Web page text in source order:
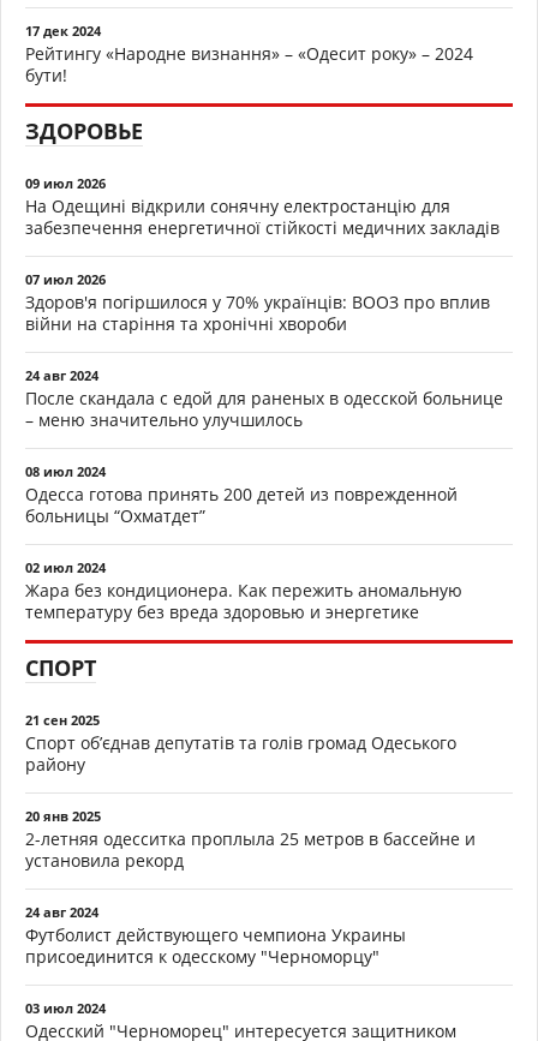
17 дек 2024
Рейтингу «Народне визнання» – «Одесит року» – 2024
бути!
ЗДОРОВЬЕ
09 июл 2026
На Одещині відкрили сонячну електростанцію для
забезпечення енергетичної стійкості медичних закладів
07 июл 2026
Здоров'я погіршилося у 70% українців: ВООЗ про вплив
війни на старіння та хронічні хвороби
24 авг 2024
После скандала с едой для раненых в одесской больнице
– меню значительно улучшилось
08 июл 2024
Одесса готова принять 200 детей из поврежденной
больницы “Охматдет”
02 июл 2024
Жара без кондиционера. Как пережить аномальную
температуру без вреда здоровью и энергетике
СПОРТ
21 сен 2025
Спорт об’єднав депутатів та голів громад Одеського
району
20 янв 2025
2-летняя одесситка проплыла 25 метров в бассейне и
установила рекорд
24 авг 2024
Футболист действующего чемпиона Украины
присоединится к одесскому "Черноморцу"
03 июл 2024
Одесский "Черноморец" интересуется защитником